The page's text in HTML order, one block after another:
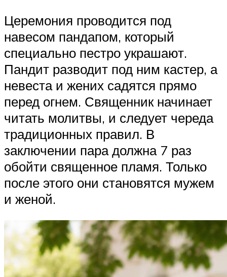
Церемония проводится под
навесом пандапом, который
специально пестро украшают.
Пандит разводит под ним кастер, а
невеста и жених садятся прямо
перед огнем. Священник начинает
читать молитвы, и следует череда
традиционных правил. В
заключении пара должна 7 раз
обойти священное пламя. Только
после этого они становятся мужем
и женой.